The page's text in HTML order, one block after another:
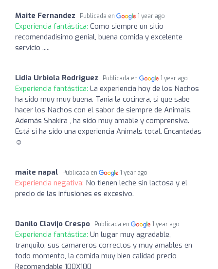
Maite Fernandez Publicada en 1 year ago
Experiencia fantástica: Como siempre un sitio
recomendadisimo genial, buena comida y excelente
servicio .....
Lidia Urbiola Rodriguez Publicada en 1 year ago
Experiencia fantástica: La experiencia hoy de los Nachos
ha sido muy muy buena. Tania la cocinera, si que sabe
hacer los Nachos con el sabor de siempre de Animals.
Además Shakira , ha sido muy amable y comprensiva.
Está si ha sido una experiencia Animals total. Encantadas
☺️
maite napal Publicada en 1 year ago
Experiencia negativa: No tienen leche sin lactosa y el
precio de las infusiones es excesivo.
Danilo Clavijo Crespo Publicada en 1 year ago
Experiencia fantástica: Un lugar muy agradable,
tranquilo, sus camareros correctos y muy amables en
todo momento, la comida muy bien calidad precio
Recomendable 100X100